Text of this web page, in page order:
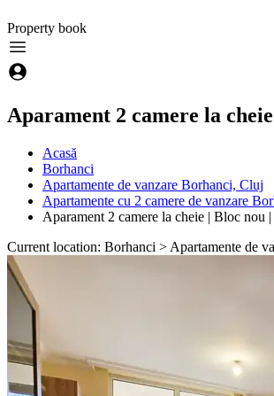
Property book
Aparament 2 camere la
Acasă
Borhanci
Apartamente de vanzare Borhanci, Cluj
Apartamente cu 2 camere de vanzare
Aparament 2 camere la cheie | Bloc nou
Current location: Borhanci > Apartamente de